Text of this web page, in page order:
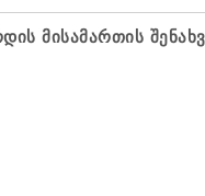
მისამართის